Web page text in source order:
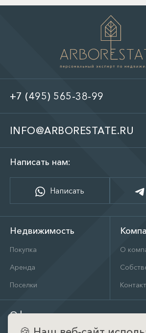
+7 (495) 565-38-99
INFO@ARBORESTATE.RU
Написать нам:
Написать
Недвижимость
Покупка
Аренда
Поселки
О
Офис